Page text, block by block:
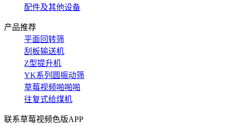
配件及其他设备
产品推荐
平面回转筛
刮板输送机
Z型提升机
YK系列圆振动筛
草莓视频啪啪啪
往复式给煤机
联系草莓视频色版APP